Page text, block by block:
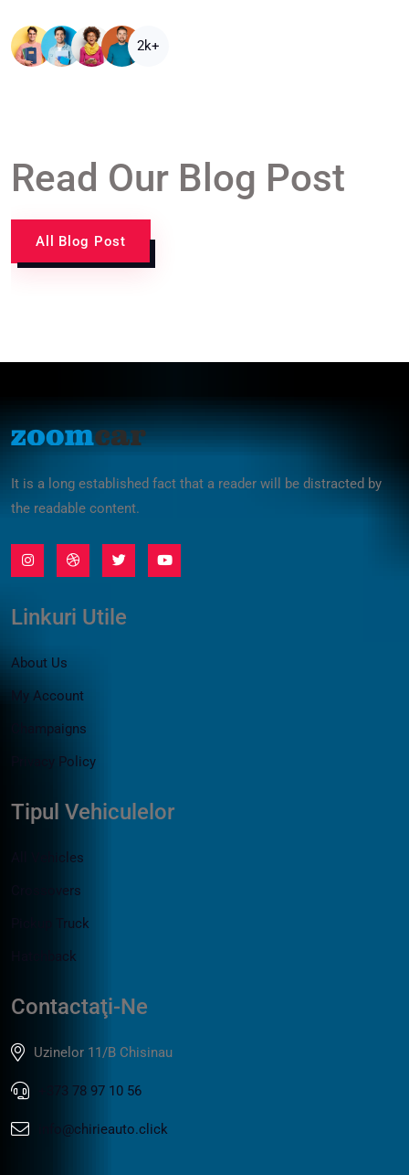
2k+
Read Our Blog Post
All Blog Post
It is a long established fact that a reader will be distracted by
the readable content.
Linkuri Utile
About Us
My Account
Champaigns
Privacy Policy
Tipul Vehiculelor
All Vehicles
Crossovers
Pickup Truck
Hatchback
Contactaţi-Ne
Uzinelor 11/B Chisinau
+373 78 97 10 56
info@chirieauto.click